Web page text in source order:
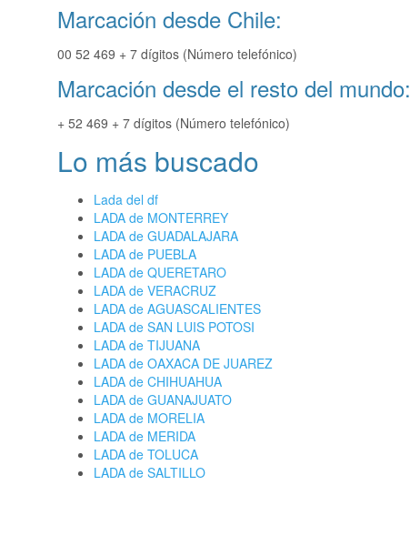
Marcación desde Chile:
00 52 469 + 7 dígitos (Número telefónico)
Marcación desde el resto del mundo:
+ 52 469 + 7 dígitos (Número telefónico)
Lo más buscado
Lada del df
LADA de MONTERREY
LADA de GUADALAJARA
LADA de PUEBLA
LADA de QUERETARO
LADA de VERACRUZ
LADA de AGUASCALIENTES
LADA de SAN LUIS POTOSI
LADA de TIJUANA
LADA de OAXACA DE JUAREZ
LADA de CHIHUAHUA
LADA de GUANAJUATO
LADA de MORELIA
LADA de MERIDA
LADA de TOLUCA
LADA de SALTILLO